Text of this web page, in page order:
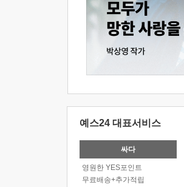
예스24 대표서비스
싸다
영원한 YES포인트
무료배송+추가적립